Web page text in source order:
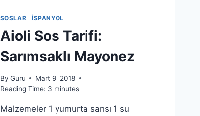
SOSLAR |İSPANYOL
Aioli Sos Tarifi:
Sarımsaklı Mayonez
By Guru
Mart 9, 2018
Reading Time: 3 minutes
Malzemeler 1 yumurta sarısı 1 su